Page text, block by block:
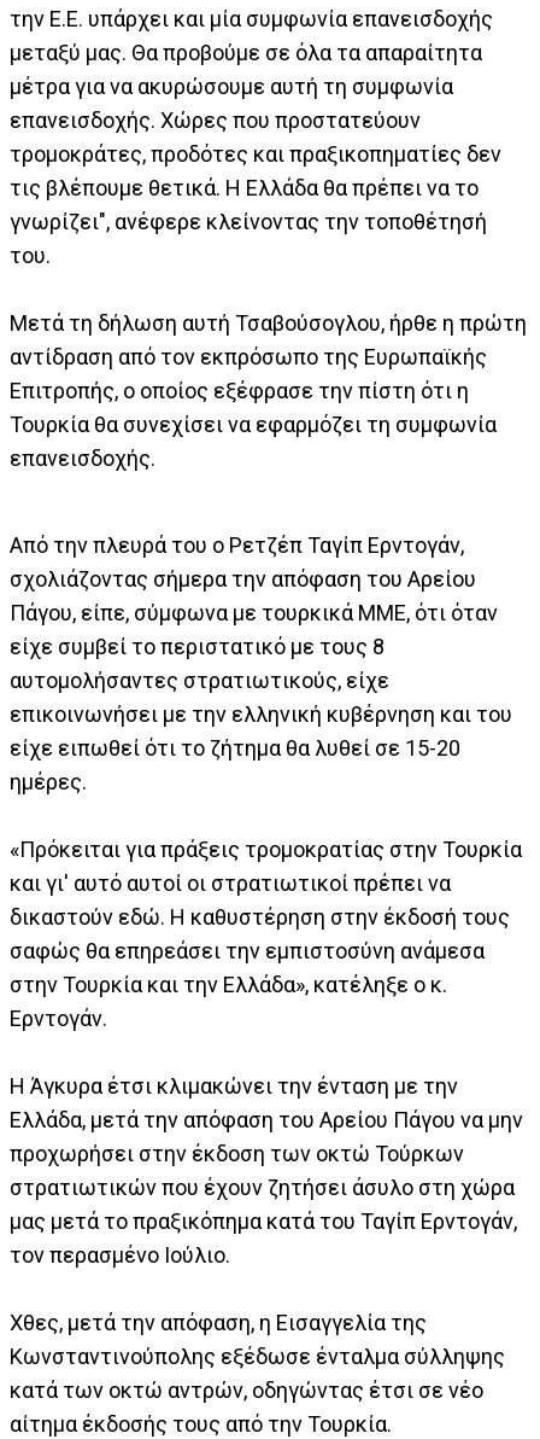
την Ε.Ε. υπάρχει και μία συμφωνία επανεισδοχής
μεταξύ μας. Θα προβούμε σε όλα τα απαραίτητα
μέτρα για να ακυρώσουμε αυτή τη συμφωνία
επανεισδοχής. Χώρες που προστατεύουν
τρομοκράτες, προδότες και πραξικοπηματίες δεν
τις βλέπουμε θετικά. Η Ελλάδα θα πρέπει να το
γνωρίζει", ανέφερε κλείνοντας την τοποθέτησή
του.
Μετά τη δήλωση αυτή Τσαβούσογλου, ήρθε η πρώτη
αντίδραση από τον εκπρόσωπο της Ευρωπαϊκής
Επιτροπής, ο οποίος εξέφρασε την πίστη ότι η
Τουρκία θα συνεχίσει να εφαρμόζει τη συμφωνία
επανεισδοχής.
Από την πλευρά του ο Ρετζέπ Ταγίπ Ερντογάν,
σχολιάζοντας σήμερα την απόφαση του Αρείου
Πάγου, είπε, σύμφωνα με τουρκικά ΜΜΕ, ότι όταν
είχε συμβεί το περιστατικό με τους 8
αυτομολήσαντες στρατιωτικούς, είχε
επικοινωνήσει με την ελληνική κυβέρνηση και του
είχε ειπωθεί ότι το ζήτημα θα λυθεί σε 15-20
ημέρες.
«Πρόκειται για πράξεις τρομοκρατίας στην Τουρκία
και γι' αυτό αυτοί οι στρατιωτικοί πρέπει να
δικαστούν εδώ. Η καθυστέρηση στην έκδοσή τους
σαφώς θα επηρεάσει την εμπιστοσύνη ανάμεσα
στην Τουρκία και την Ελλάδα», κατέληξε ο κ.
Ερντογάν.
Η Άγκυρα έτσι κλιμακώνει την ένταση με την
Ελλάδα, μετά την απόφαση του Αρείου Πάγου να μην
προχωρήσει στην έκδοση των οκτώ Τούρκων
στρατιωτικών που έχουν ζητήσει άσυλο στη χώρα
μας μετά το πραξικόπημα κατά του Ταγίπ Ερντογάν,
τον περασμένο Ιούλιο.
Χθες, μετά την απόφαση, η Εισαγγελία της
Κωνσταντινούπολης εξέδωσε ένταλμα σύλληψης
κατά των οκτώ αντρών, οδηγώντας έτσι σε νέο
αίτημα έκδοσής τους από την Τουρκία.